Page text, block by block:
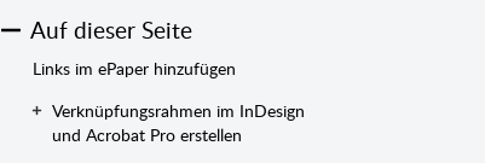
Auf dieser Seite
Links im ePaper hinzufügen
Verknüpfungsrahmen im InDesign
und Acrobat Pro erstellen